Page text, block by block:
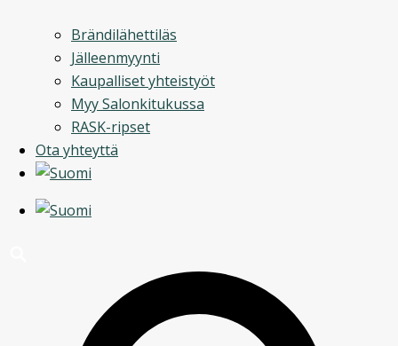
Brändilähettiläs
Jälleenmyynti
Kaupalliset yhteistyöt
Myy Salonkitukussa
RASK-ripset
Ota yhteyttä